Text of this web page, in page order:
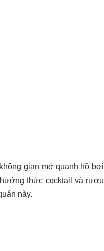
gian mở quanh hồ bơi
thức cocktail và rượu
này.